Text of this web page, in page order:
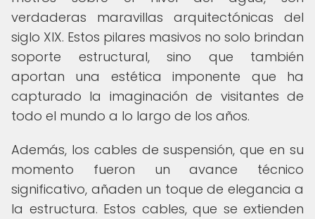
verdaderas maravillas arquitectónicas del
siglo XIX. Estos pilares masivos no solo brindan
soporte estructural, sino que también
aportan una estética imponente que ha
capturado la imaginación de visitantes de
todo el mundo a lo largo de los años.
Además, los cables de suspensión, que en su
momento fueron un avance técnico
significativo, añaden un toque de elegancia a
la estructura. Estos cables, que se extienden